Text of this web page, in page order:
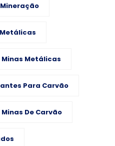
Metálicas
Para Carvão
De Carvão